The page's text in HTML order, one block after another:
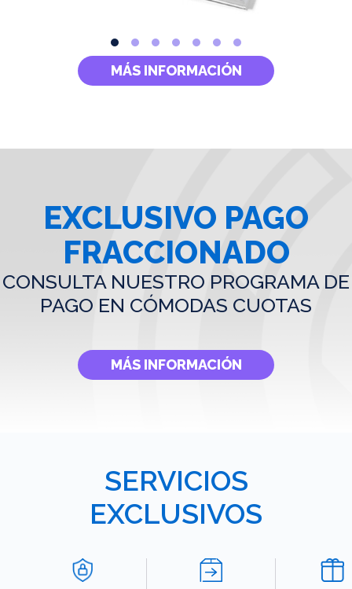
MÁS INFORMACIÓN
EXCLUSIVO PAGO
FRACCIONADO
CONSULTA NUESTRO PROGRAMA DE
PAGO EN CÓMODAS CUOTAS
MÁS INFORMACIÓN
SERVICIOS
EXCLUSIVOS